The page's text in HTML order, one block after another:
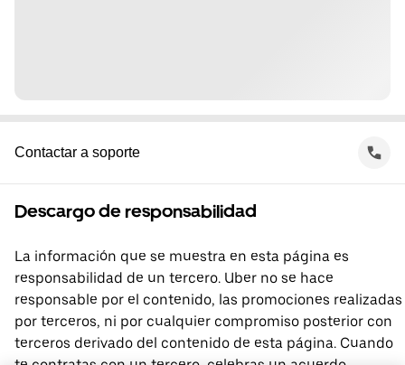
Contactar a soporte
Descargo de responsabilidad
La información que se muestra en esta página es
responsabilidad de un tercero. Uber no se hace
responsable por el contenido, las promociones realizadas
por terceros, ni por cualquier compromiso posterior con
terceros derivado del contenido de esta página. Cuando